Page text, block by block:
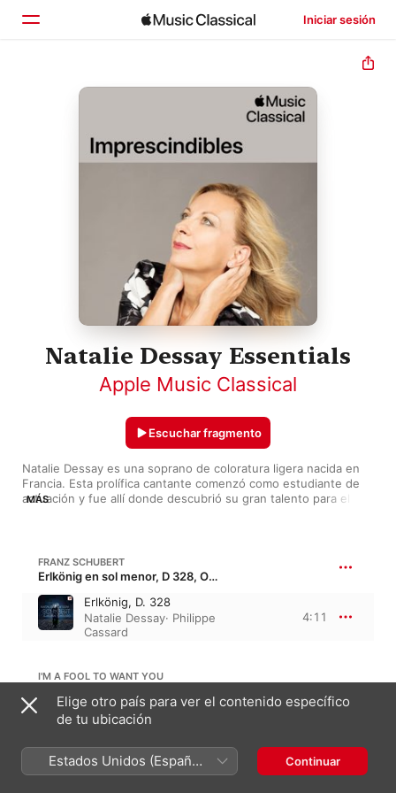
Iniciar sesión
Inicio
Buscar
Natalie Dessay Essentials
Apple Music Classical
Natalie Dessay es una soprano de coloratura ligera nacida en
Francia. Esta prolífica cantante comenzó como estudiante de
actuación y fue allí donde descubrió su gran talento para el
"Las bodas de Fígaro", "La traviata" y "La flauta mágica" son
sólo algunas de las obras en las que ha destacado a nivel
¿No sabes de ópera? Esta lista también es para ti.
MÁS
Escuchar fragmento
FRANZ SCHUBERT
Erlkönig en sol menor, D 328, Op. 1 · “El rey de los elfos”
Erlkönig, D. 328
Natalie Dessay· Philippe
Cassard
4:11
I'M A FOOL TO WANT YOU
I'm a Fool to Want You
The Paris Mozart
Gibault·François
Laizeau·Pierre
Boussaguet·Natalie
4:46
Elige otro país para ver el contenido específico
de tu ubicación
Estados Unidos (Español
México)
Continuar